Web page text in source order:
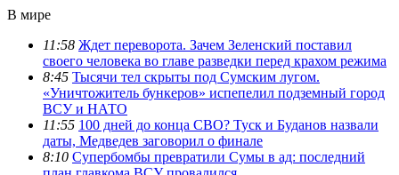
В мире
11:58 Ждет переворота. Зачем Зеленский поставил
своего человека во главе разведки перед крахом режима
8:45 Тысячи тел скрыты под Сумским лугом.
«Уничтожитель бункеров» испепелил подземный город
ВСУ и НАТО
11:55 100 дней до конца СВО? Туск и Буданов назвали
даты, Медведев заговорил о финале
8:10 Супербомбы превратили Сумы в ад: последний